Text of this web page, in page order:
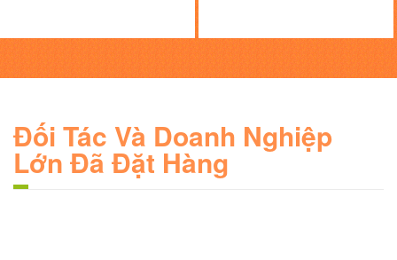
Đối Tác Và Doanh Nghiệp
Lớn Đã Đặt Hàng